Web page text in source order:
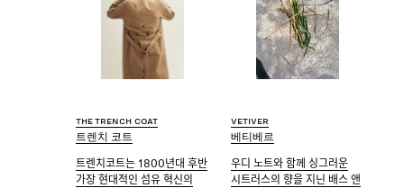
The trench coat
트렌치 코트
트렌치코트는 1800년대 후반
가장 현대적인 섬유 혁신의
Vetiver
베티베르
우디 노트와 함께 싱그러운
시트러스의 향을 지닌 배스 앤